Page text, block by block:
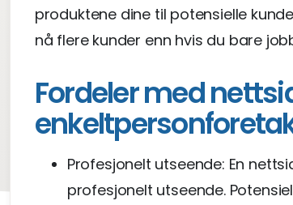
produktene dine til potensielle
nå flere kunder enn hvis du bare
Fordeler med
Profesjonelt utseende: En
profesjonelt utseende.